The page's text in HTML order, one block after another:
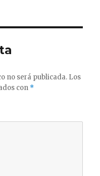
no será publicada. Los
con *